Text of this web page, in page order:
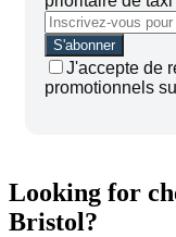
J'accepte de
promotionnels
Looking for
Bristol?